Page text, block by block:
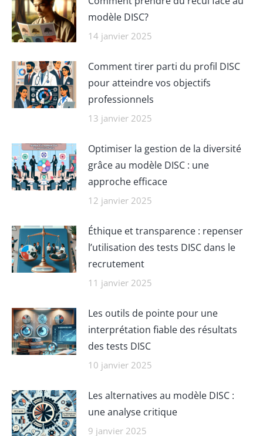
modèle DISC?
14 janvier 2025
Comment tirer parti du profil DISC
pour atteindre vos objectifs
professionnels
13 janvier 2025
Optimiser la gestion de la diversité
grâce au modèle DISC : une
approche efficace
12 janvier 2025
Éthique et transparence : repenser
l’utilisation des tests DISC dans le
recrutement
11 janvier 2025
Les outils de pointe pour une
interprétation fiable des résultats
des tests DISC
10 janvier 2025
Les alternatives au modèle DISC :
une analyse critique
9 janvier 2025